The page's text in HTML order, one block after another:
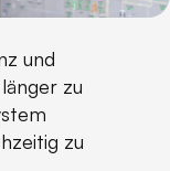
und
zu
zu